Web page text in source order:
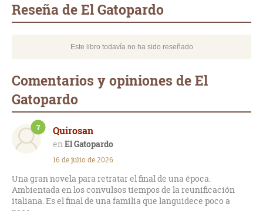
Reseña de El Gatopardo
Este libro todavía no ha sido reseñado
Comentarios y opiniones de El
Gatopardo
Quirosan
El Gatopardo
7
16 de julio de 2026
Una gran novela para retratar el final de una época.
Ambientada en los convulsos tiempos de la reunificación
italiana. Es el final de una familia que languidece poco a